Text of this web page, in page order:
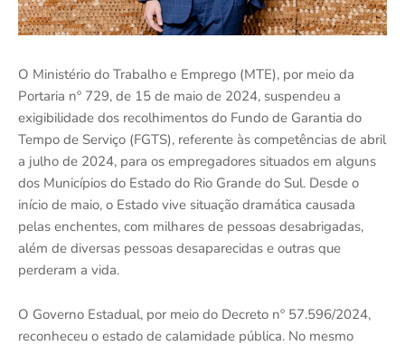
O Ministério do Trabalho e Emprego (MTE), por meio da
Portaria nº 729, de 15 de maio de 2024, suspendeu a
exigibilidade dos recolhimentos do Fundo de Garantia do
Tempo de Serviço (FGTS), referente às competências de abril
a julho de 2024, para os empregadores situados em alguns
dos Municípios do Estado do Rio Grande do Sul. Desde o
início de maio, o Estado vive situação dramática causada
pelas enchentes, com milhares de pessoas desabrigadas,
além de diversas pessoas desaparecidas e outras que
perderam a vida.
O Governo Estadual, por meio do Decreto nº 57.596/2024,
reconheceu o estado de calamidade pública. No mesmo